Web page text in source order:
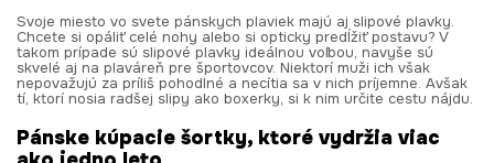
Svoje miesto vo svete pánskych plaviek majú aj slipové plavky.
Chcete si opáliť celé nohy alebo si opticky predĺžiť postavu? V
takom prípade sú slipové plavky ideálnou voľbou, navyše sú
skvelé aj na plaváreň pre športovcov. Niektorí muži ich však
nepovažujú za príliš pohodlné a necítia sa v nich príjemne. Avšak
tí, ktorí nosia radšej slipy ako boxerky, si k nim určite cestu nájdu.
Pánske kúpacie šortky, ktoré vydržia viac